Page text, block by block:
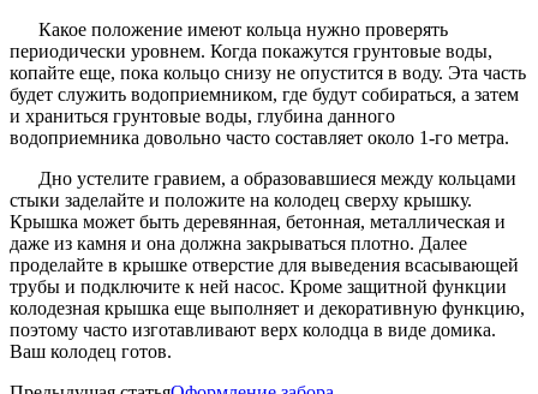
Какое положение имеют кольца нужно проверять
периодически уровнем. Когда покажутся грунтовые воды,
копайте еще, пока кольцо снизу не опустится в воду. Эта часть
будет служить водоприемником, где будут собираться, а затем
и храниться грунтовые воды, глубина данного
водоприемника довольно часто составляет около 1-го метра.
Дно устелите гравием, а образовавшиеся между кольцами
стыки заделайте и положите на колодец сверху крышку.
Крышка может быть деревянная, бетонная, металлическая и
даже из камня и она должна закрываться плотно. Далее
проделайте в крышке отверстие для выведения всасывающей
трубы и подключите к ней насос. Кроме защитной функции
колодезная крышка еще выполняет и декоративную функцию,
поэтому часто изготавливают верх колодца в виде домика.
Ваш колодец готов.